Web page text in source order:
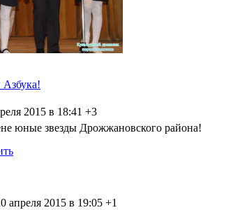
2015 в 18:41 +3
юные звезды Дрожжановского района!
апреля 2015 в 19:05 +1